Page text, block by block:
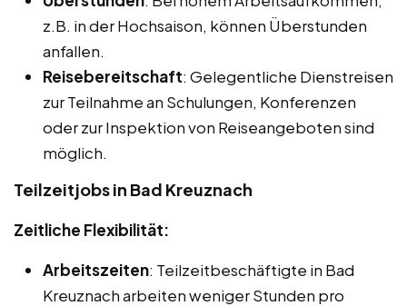
z.B. in der Hochsaison, können Überstunden
anfallen.
Reisebereitschaft: Gelegentliche Dienstreisen
zur Teilnahme an Schulungen, Konferenzen
oder zur Inspektion von Reiseangeboten sind
möglich.
Teilzeitjobs in Bad Kreuznach
Zeitliche Flexibilität:
Arbeitszeiten: Teilzeitbeschäftigte in Bad
Kreuznach arbeiten weniger Stunden pro